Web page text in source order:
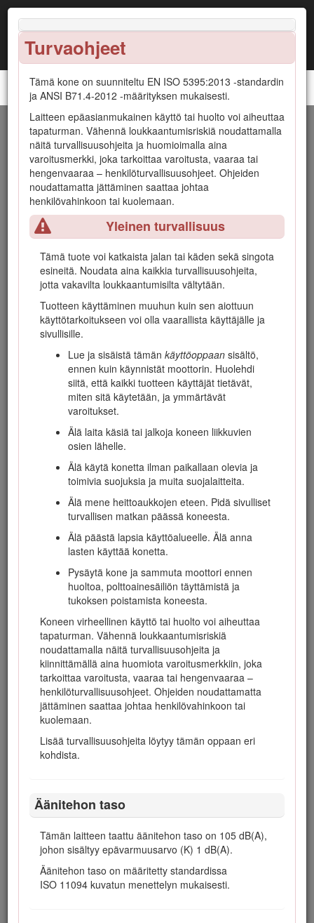
Turvaohjeet
Tämä kone on suunniteltu EN ISO 5395:2013 -standardin
ja ANSI B71.4-2012 -määrityksen mukaisesti.
Laitteen epäasianmukainen käyttö tai huolto voi aiheuttaa
tapaturman. Vähennä loukkaantumisriskiä noudattamalla
näitä turvallisuusohjeita ja huomioimalla aina
varoitusmerkki, joka tarkoittaa varoitusta, vaaraa tai
hengenvaaraa – henkilöturvallisuusohjeet. Ohjeiden
noudattamatta jättäminen saattaa johtaa
henkilövahinkoon tai kuolemaan.
Yleinen turvallisuus
Tämä tuote voi katkaista jalan tai käden sekä singota
esineitä. Noudata aina kaikkia turvallisuusohjeita,
jotta vakavilta loukkaantumisilta vältytään.
Tuotteen käyttäminen muuhun kuin sen aiottuun
käyttötarkoitukseen voi olla vaarallista käyttäjälle ja
sivullisille.
Lue ja sisäistä tämän käyttöoppaan sisältö,
ennen kuin käynnistät moottorin. Huolehdi
siitä, että kaikki tuotteen käyttäjät tietävät,
miten sitä käytetään, ja ymmärtävät
varoitukset.
Älä laita käsiä tai jalkoja koneen liikkuvien
osien lähelle.
Älä käytä konetta ilman paikallaan olevia ja
toimivia suojuksia ja muita suojalaitteita.
Älä mene heittoaukkojen eteen. Pidä sivulliset
turvallisen matkan päässä koneesta.
Älä päästä lapsia käyttöalueelle. Älä anna
lasten käyttää konetta.
Pysäytä kone ja sammuta moottori ennen
huoltoa, polttoainesäiliön täyttämistä ja
tukoksen poistamista koneesta.
Koneen virheellinen käyttö tai huolto voi aiheuttaa
tapaturman. Vähennä loukkaantumisriskiä
noudattamalla näitä turvallisuusohjeita ja
kiinnittämällä aina huomiota varoitusmerkkiin, joka
tarkoittaa varoitusta, vaaraa tai hengenvaaraa –
henkilöturvallisuusohjeet. Ohjeiden noudattamatta
jättäminen saattaa johtaa henkilövahinkoon tai
kuolemaan.
Lisää turvallisuusohjeita löytyy tämän oppaan eri
kohdista.
Äänitehon taso
Tämän laitteen taattu äänitehon taso on 105 dB(A),
johon sisältyy epävarmuusarvo (K) 1 dB(A).
Äänitehon taso on määritetty standardissa
ISO 11094 kuvatun menettelyn mukaisesti.
Groundsmaster® 4100 -vaakatasoleikkuri
Johdanto
Tämä kone on ajettava vaakatasoleikkuri, joka on tarkoitettu
ammattimaiseen kaupalliseen käyttöön. Se on tarkoitettu
pääasiassa puistojen, urheilukenttien ja kaupallisten
kiinteistöjen viheralueiden ruohonleikkuuseen. Sitä ei ole
tarkoitettu pensaiden leikkuuseen tai ruohon tai muun
kasvuston leikkuuseen teiden varsilla eikä
Lue nämä tiedot huolellisesti, jotta oppisit käyttämään ja
huoltamaan laitetta asianmukaisesti sekä välttämään
asianmukaisesta ja turvallisesta käytöstä.
Voit ottaa suoraan yhteyden Toroon osoitteessa
käyttökoulutukseen liittyvää materiaalia, tietoja
lisävarusteista tai lähimmästä jälleenmyyjästä tai haluat
rekisteröidä tuotteesi.
Aina kun tarvitset huoltoa, alkuperäisiä Toro-varaosia tai
lisätietoja, ota yhteys valtuutettuun huoltoliikkeeseen tai
Toron asiakaspalveluun. Ota tällöin tuotteen malli- ja
sarjanumerot valmiiksi esiin. Kuva
sarjanumeron sijainnin. Kirjoita numerot annettuun tilaan.
Kuva 1
Malli- ja sarjanumeron sijainti
Tässä käyttöoppaassa esiintyvä varoitusmerkintä (Kuva
ilmaisee vaaratilannetta, josta saattaa olla seurauksena
vakava tapaturma tai jopa kuolema, jos suositellut
varotoimenpiteet laiminlyödään.
Varoitusmerkintä
Tässä käyttöoppaassa käytetään kahta termiä tietojen
korostamiseksi.Tärkeääkiinnittää huomiota mekaanisiin
erikoistietoihin jaHuomautuskorostaa erityishuomion